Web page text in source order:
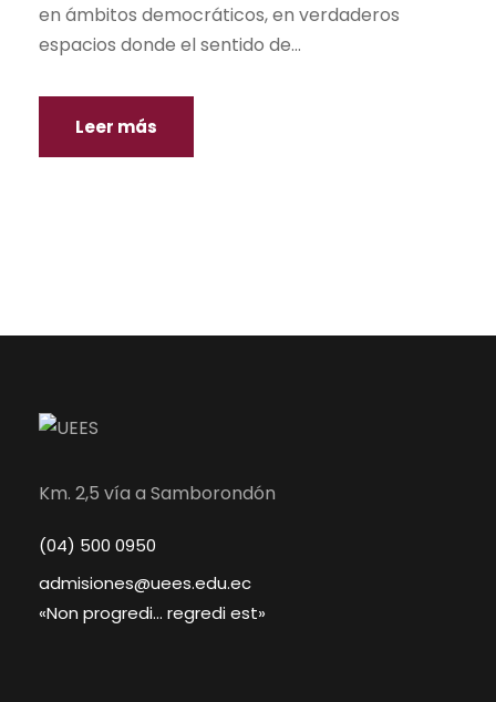
en ámbitos democráticos, en verdaderos
espacios donde el sentido de...
Leer más
Km. 2,5 vía a Samborondón
(04) 500 0950
admisiones@uees.edu.ec
«Non progredi… regredi est»